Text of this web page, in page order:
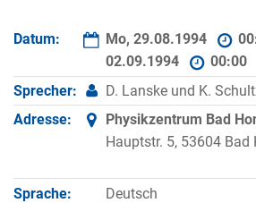
Datum: Mo, 29.08.1994
02.09.1994
00:00
Sprecher:
D. Lanske und K.
Adresse:
Physikzentrum Bad
Hauptstr. 5, 53604 Bad
Sprache:
Deutsch